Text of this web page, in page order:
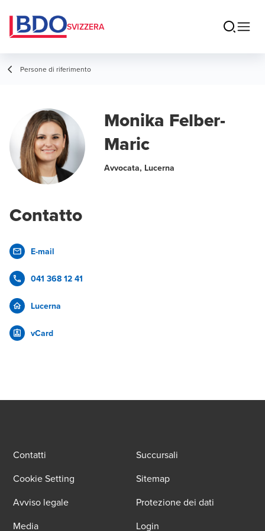
SVIZZERA
Persone di riferimento
Monika Felber-
Maric
Avvocata, Lucerna
Contatto
E-mail
041 368 12 41
Lucerna
vCard
Contatti
Succursali
Cookie Setting
Sitemap
Avviso legale
Protezione dei dati
Media
Login